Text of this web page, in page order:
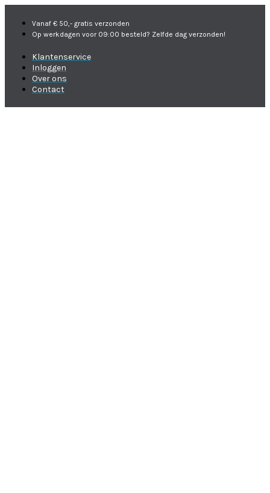
Vanaf € 50,- gratis verzonden
Op werkdagen voor 09:00 besteld? Zelfde dag verzonden!
Klantenservice
Inloggen
Over ons
Contact